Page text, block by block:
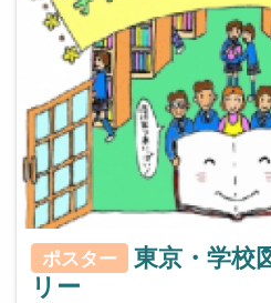
ポスター
東京・学校
リー